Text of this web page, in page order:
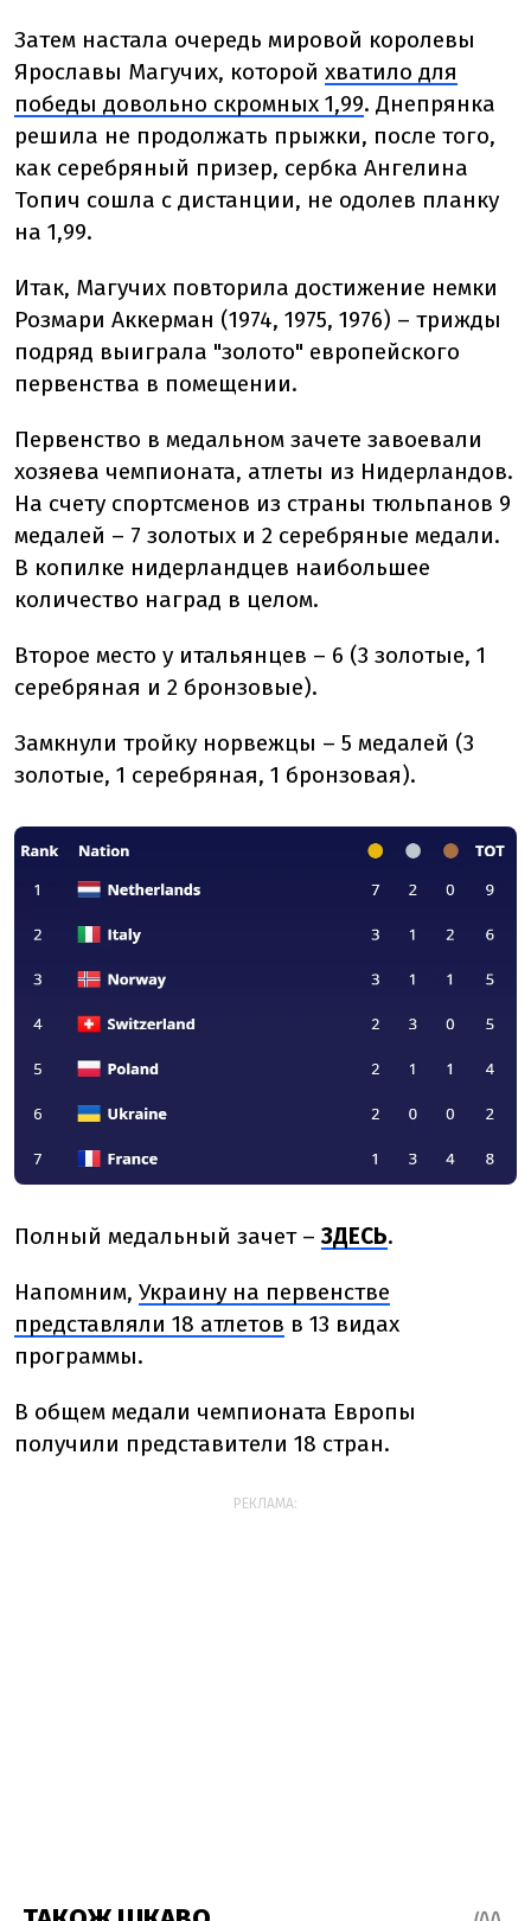
Затем настала очередь мировой королевы
Ярославы Магучих, которой хватило для
победы довольно скромных 1,99. Днепрянка
решила не продолжать прыжки, после того,
как серебряный призер, сербка Ангелина
Топич сошла с дистанции, не одолев планку
на 1,99.
Итак, Магучих повторила достижение немки
Розмари Аккерман (1974, 1975, 1976) – трижды
подряд выиграла "золото" европейского
первенства в помещении.
Первенство в медальном зачете завоевали
хозяева чемпионата, атлеты из Нидерландов.
На счету спортсменов из страны тюльпанов 9
медалей – 7 золотых и 2 серебряные медали.
В копилке нидерландцев наибольшее
количество наград в целом.
Второе место у итальянцев – 6 (3 золотые, 1
серебряная и 2 бронзовые).
Замкнули тройку норвежцы – 5 медалей (3
золотые, 1 серебряная, 1 бронзовая).
Полный медальный зачет – ЗДЕСЬ.
Напомним, Украину на первенстве
представляли 18 атлетов в 13 видах
программы.
В общем медали чемпионата Европы
получили представители 18 стран.
РЕКЛАМА: